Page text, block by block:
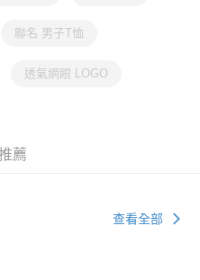
聯名 男子T恤
透氣網眼 LOGO
薦
查看全部